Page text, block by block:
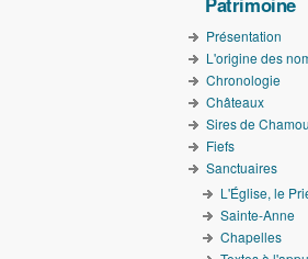
Présentation
L'origine des
Chronologie
Châteaux
Sires de
Fiefs
Sanctuaires
L'Église, le
Sainte-Anne
Chapelles